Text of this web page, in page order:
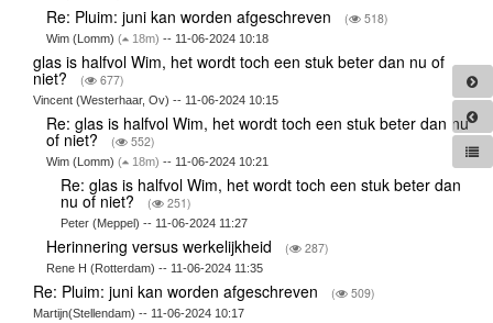
Re: Pluim: juni kan worden afgeschreven ( 518)
Wim (Lomm)( 18m) -- 11-06-2024 10:18
glas is halfvol Wim, het wordt toch een stuk beter dan nu of
niet? ( 677)
Vincent (Westerhaar, Ov) -- 11-06-2024 10:15
Re: glas is halfvol Wim, het wordt toch een stuk beter dan nu
of niet? ( 552)
Wim (Lomm)( 18m) -- 11-06-2024 10:21
Re: glas is halfvol Wim, het wordt toch een stuk beter dan
nu of niet? ( 251)
Peter (Meppel) -- 11-06-2024 11:27
Herinnering versus werkelijkheid ( 287)
Rene H (Rotterdam) -- 11-06-2024 11:35
Re: Pluim: juni kan worden afgeschreven ( 509)
Martijn(Stellendam) -- 11-06-2024 10:17